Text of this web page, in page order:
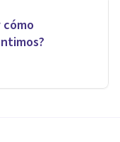
cómo